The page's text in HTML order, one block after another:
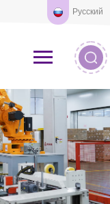
Русский